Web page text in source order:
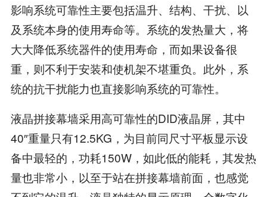
影响系统可靠性主要包括温升、结构、干扰、以
及系统本身的使用寿命等。系统的发热量大，将
大大降低系统器件的使用寿命，而如果设备很
重，则不利于安装和使机架不堪重负。此外，系
统的抗干扰能力也直接影响系统的可靠性。
液晶拼接幕墙采用高可靠性的DID液晶屏，其中
40″重量只有12.5KG，为目前同尺寸平板显示设
备中最轻的，功耗150W，如此低的能耗，其发热
量也非常小，以至于站在拼接幕墙前面，也感觉